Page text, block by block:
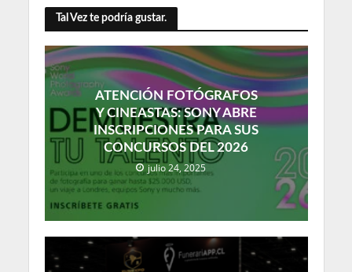
Tal Vez te podría gustar.
ATENCIÓN FOTÓGRAFOS
Y CINEASTAS: SONY ABRE
INSCRIPCIONES PARA SUS
CONCURSOS DEL 2026
julio 24, 2025